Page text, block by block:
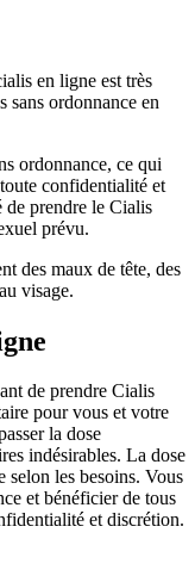
en ligne est très
sans ordonnance en
ordonnance, ce qui
confidentialité et
de prendre le Cialis
prévu.
des maux de tête, des
visage.
de prendre Cialis
pour vous et votre
la dose
indésirables. La dose
selon les besoins. Vous
et bénéficier de tous
et discrétion.